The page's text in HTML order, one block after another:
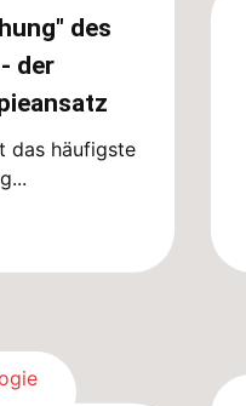
des
der
das häufigste